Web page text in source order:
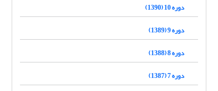
دوره 10 (1390)
دوره 9 (1389)
دوره 8 (1388)
دوره 7 (1387)